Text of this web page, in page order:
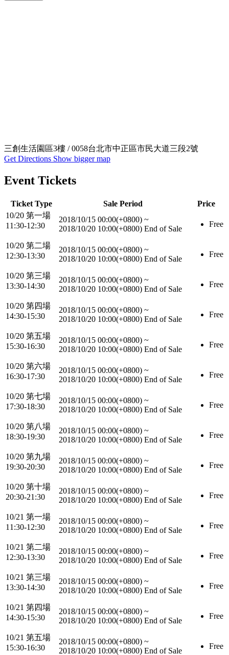
三創生活園區3樓 / 0058台北市中正區市民大道三段2號
Get Directions Show bigger map
Event Tickets
Ticket Type Sale Period
Price
10/20 第一場
11:30-12:30
2018/10/15 00:00(+0800) ~
2018/10/20 10:00(+0800) End of Sale
Free
10/20 第二場
12:30-13:30
2018/10/15 00:00(+0800) ~
2018/10/20 10:00(+0800) End of Sale
Free
10/20 第三場
13:30-14:30
2018/10/15 00:00(+0800) ~
2018/10/20 10:00(+0800) End of Sale
Free
10/20 第四場
14:30-15:30
2018/10/15 00:00(+0800) ~
2018/10/20 10:00(+0800) End of Sale
Free
10/20 第五場
15:30-16:30
2018/10/15 00:00(+0800) ~
2018/10/20 10:00(+0800) End of Sale
Free
10/20 第六場
16:30-17:30
2018/10/15 00:00(+0800) ~
2018/10/20 10:00(+0800) End of Sale
Free
10/20 第七場
17:30-18:30
2018/10/15 00:00(+0800) ~
2018/10/20 10:00(+0800) End of Sale
Free
10/20 第八場
18:30-19:30
2018/10/15 00:00(+0800) ~
2018/10/20 10:00(+0800) End of Sale
Free
10/20 第九場
19:30-20:30
2018/10/15 00:00(+0800) ~
2018/10/20 10:00(+0800) End of Sale
Free
10/20 第十場
20:30-21:30
2018/10/15 00:00(+0800) ~
2018/10/20 10:00(+0800) End of Sale
Free
10/21 第一場
11:30-12:30
2018/10/15 00:00(+0800) ~
2018/10/20 10:00(+0800) End of Sale
Free
10/21 第二場
12:30-13:30
2018/10/15 00:00(+0800) ~
2018/10/20 10:00(+0800) End of Sale
Free
10/21 第三場
13:30-14:30
2018/10/15 00:00(+0800) ~
2018/10/20 10:00(+0800) End of Sale
Free
10/21 第四場
14:30-15:30
2018/10/15 00:00(+0800) ~
2018/10/20 10:00(+0800) End of Sale
Free
10/21 第五場
15:30-16:30
2018/10/15 00:00(+0800) ~
2018/10/20 10:00(+0800) End of Sale
Free